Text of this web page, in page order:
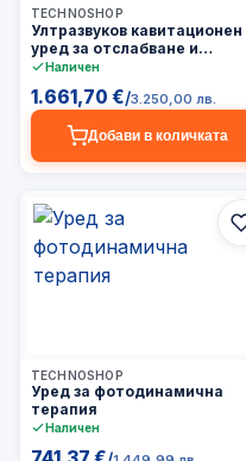
3–5 дни
TECHNOSHOP
Ултразвуков кавитационен
уред за отслабване и
премахване на целулит чрез
Наличен
1.661,70 €/3.250,00 лв.
Добави в количката
3–5 дни
TECHNOSHOP
Уред за фотодинамична
терапия
Наличен